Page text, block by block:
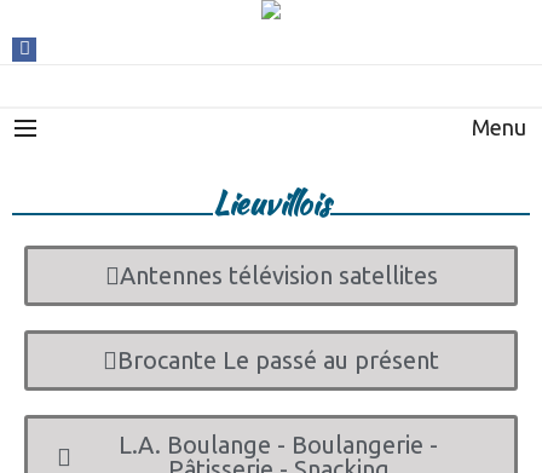
Menu
Lieuvillois
Antennes télévision satellites
Brocante Le passé au présent
L.A. Boulange - Boulangerie -